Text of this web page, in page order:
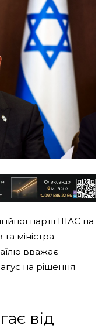
партії ШАС на
міністра
вважає
на рішення
від